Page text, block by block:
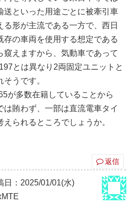
送といった用途ごとに被牽引車
る形が主流である一方で、西日
存の車両を使用する想定である
窺えますから、気動車であって
とは異なり2両固定ユニットと
うです。
が多数在籍していることから
は賄わず、一部は直流電車タイ
られるところでしょうか。
返信
日：2025/01/01(水)